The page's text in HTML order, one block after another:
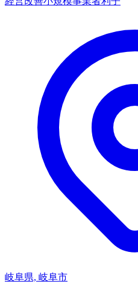
岐阜県, 岐阜市